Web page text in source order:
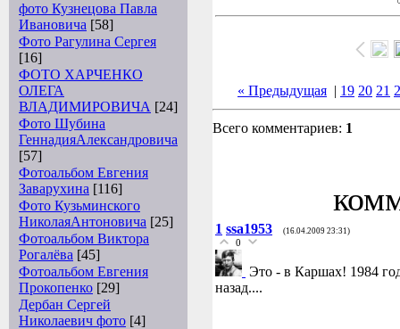
фото Кузнецова Павла
Ивановича [58]
Фото Рагулина Сергея
[16]
ФОТО ХАРЧЕНКО
ОЛЕГА
ВЛАДИМИРОВИЧА [24]
Фото Шубина
ГеннадияАлександровича
[57]
Фотоальбом Евгения
Заварухина [116]
Фото Кузьминского
НиколаяАнтоновича [25]
Фотоальбом Виктора
Рогалёва [45]
Фотоальбом Евгения
Прокопенко [29]
Дербан Сергей
Николаевич фото [4]
« Предыдущая | 19 20 21
Всего комментариев: 1
1 ssa1953 (16.04.2009 23:31)
0
Это - в Каршах! 1984
назад....